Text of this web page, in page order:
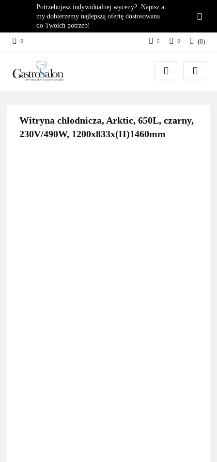
Potrzebujesz indywidualnej wyceny? Napisz a
my dobierzemy najlepszą ofertę dostosowana
do Twoich potrzeb!
EUR
Załóż konto
(0)
Witryna chłodnicza, Arktic, 650L, czarny,
230V/490W, 1200x833x(H)1460mm